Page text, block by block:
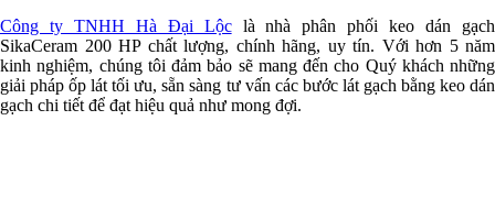
Công ty TNHH Hà Đại Lộclà nhà phân phối keo dán gạch
SikaCeram 200 HP chất lượng, chính hãng, uy tín. Với hơn 5 năm
kinh nghiệm, chúng tôi đảm bảo sẽ mang đến cho Quý khách những
giải pháp ốp lát tối ưu, sẵn sàng tư vấn các bước lát gạch bằng keo dán
gạch chi tiết để đạt hiệu quả như mong đợi.